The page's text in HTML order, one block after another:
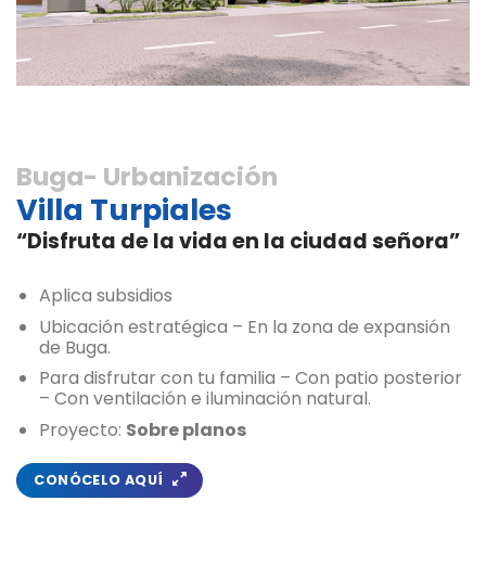
Buga- Urbanización
Villa Turpiales
“Disfruta de la vida en la ciudad señora”
Aplica subsidios
Ubicación estratégica – En la zona de expansión
de Buga.
Para disfrutar con tu familia – Con patio posterior
– Con ventilación e iluminación natural.
Proyecto: Sobre planos
CONÓCELO AQUÍ